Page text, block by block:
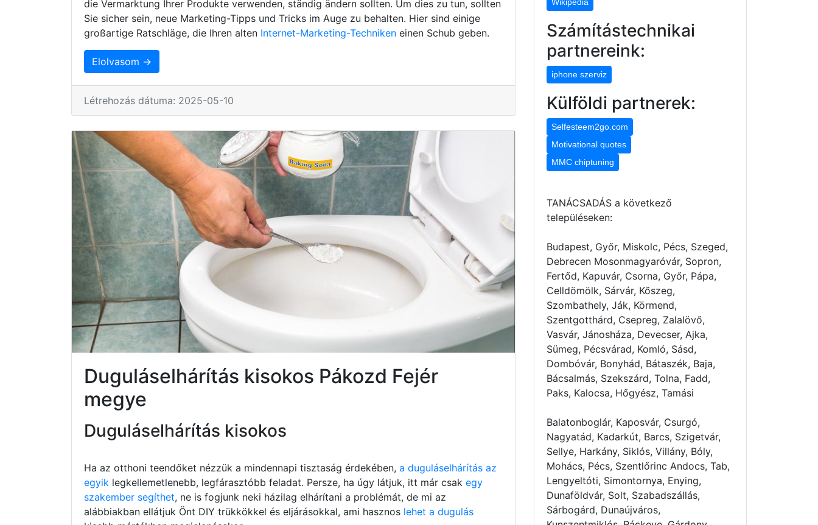
die Vermarktung Ihrer Produkte verwenden, ständig ändern sollten. Um dies zu tun, sollten
Sie sicher sein, neue Marketing-Tipps und Tricks im Auge zu behalten. Hier sind einige
großartige Ratschläge, die Ihren alten Internet-Marketing-Techniken einen Schub geben.
Elolvasom →
Létrehozás dátuma: 2025-05-10
Duguláselhárítás kisokos Pákozd Fejér
megye
Duguláselhárítás kisokos
Ha az otthoni teendőket nézzük a mindennapi tisztaság érdekében, a duguláselhárítás az
egyik legkellemetlenebb, legfárasztóbb feladat. Persze, ha úgy látjuk, itt már csak egy
szakember segíthet, ne is fogjunk neki házilag elhárítani a problémát, de mi az
alábbiakban ellátjuk Önt DIY trükkökkel és eljárásokkal, ami hasznos lehet a dugulás
Számítástechnikai
partnereink:
iphone szerviz
Külföldi partnerek:
Selfesteem2go.com
Motivational quotes
MMC chiptuning
TANÁCSADÁS a következő
településeken:
Budapest, Győr, Miskolc, Pécs, Szeged,
Debrecen Mosonmagyaróvár, Sopron,
Fertőd, Kapuvár, Csorna, Győr, Pápa,
Celldömölk, Sárvár, Kőszeg,
Szombathely, Ják, Körmend,
Szentgotthárd, Csepreg, Zalalövő,
Vasvár, Jánosháza, Devecser, Ajka,
Sümeg, Pécsvárad, Komló, Sásd,
Dombóvár, Bonyhád, Bátaszék, Baja,
Bácsalmás, Szekszárd, Tolna, Fadd,
Paks, Kalocsa, Hőgyész, Tamási
Balatonboglár, Kaposvár, Csurgó,
Nagyatád, Kadarkút, Barcs, Szigetvár,
Sellye, Harkány, Siklós, Villány, Bóly,
Mohács, Pécs, Szentlőrinc Andocs, Tab,
Lengyeltóti, Simontornya, Enying,
Dunaföldvár, Solt, Szabadszállás,
Sárbogárd, Dunaújváros,